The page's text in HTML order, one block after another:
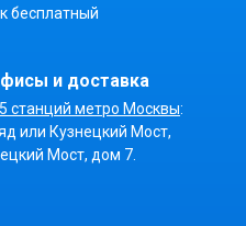
бесплатный
и доставка
станций метро Москвы:
или Кузнецкий Мост,
Мост, дом 7.